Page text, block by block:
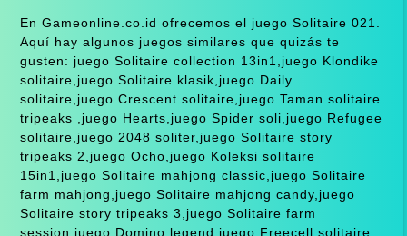
En Gameonline.co.id ofrecemos el juego Solitaire 021.
Aquí hay algunos juegos similares que quizás te
gusten: juego Solitaire collection 13in1,juego Klondike
solitaire,juego Solitaire klasik,juego Daily
solitaire,juego Crescent solitaire,juego Taman solitaire
tripeaks ,juego Hearts,juego Spider soli,juego Refugee
solitaire,juego 2048 soliter,juego Solitaire story
tripeaks 2,juego Ocho,juego Koleksi solitaire
15in1,juego Solitaire mahjong classic,juego Solitaire
farm mahjong,juego Solitaire mahjong candy,juego
Solitaire story tripeaks 3,juego Solitaire farm
session,juego Domino legend,juego Freecell solitaire